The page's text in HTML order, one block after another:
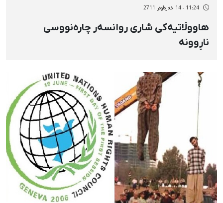
11:24 - 14 خەزەڵوەر 2711
هاووڵاتیەكی شاری روانسەر چارەنووسی
ناڕوونە